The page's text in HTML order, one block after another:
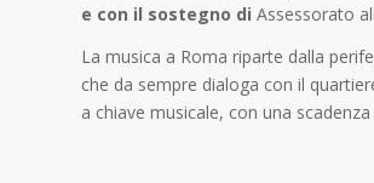
e con il sostegno di Assessorato
La musica a Roma riparte dalla
che da sempre dialoga con il
a chiave musicale, con una